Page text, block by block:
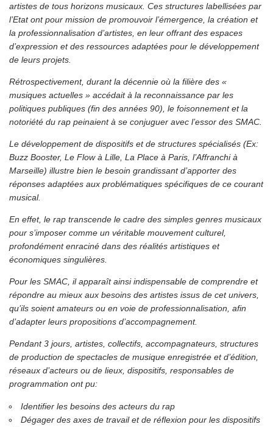
artistes de tous horizons musicaux. Ces structures labellisées par
l’Etat ont pour mission de promouvoir l’émergence, la création et
la professionnalisation d’artistes, en leur offrant des espaces
d’expression et des ressources adaptées pour le développement
de leurs projets.
Rétrospectivement, durant la décennie où la filière des «
musiques actuelles » accédait à la reconnaissance par les
politiques publiques (fin des années 90), le foisonnement et la
notoriété du rap peinaient à se conjuguer avec l’essor des SMAC.
Le développement de dispositifs et de structures spécialisés (Ex:
Buzz Booster, Le Flow à Lille, La Place à Paris, l’Affranchi à
Marseille) illustre bien le besoin grandissant d’apporter des
réponses adaptées aux problématiques spécifiques de ce courant
musical.
En effet, le rap transcende le cadre des simples genres musicaux
pour s’imposer comme un véritable mouvement culturel,
profondément enraciné dans des réalités artistiques et
économiques singulières.
Pour les SMAC, il apparaît ainsi indispensable de comprendre et
répondre au mieux aux besoins des artistes issus de cet univers,
qu’ils soient amateurs ou en voie de professionnalisation, afin
d’adapter leurs propositions d’accompagnement.
Pendant 3 jours, artistes, collectifs, accompagnateurs, structures
de production de spectacles de musique enregistrée et d’édition,
réseaux d’acteurs ou de lieux, dispositifs, responsables de
programmation ont pu:
Identifier les besoins des acteurs du rap
Dégager des axes de travail et de réflexion pour les dispositifs